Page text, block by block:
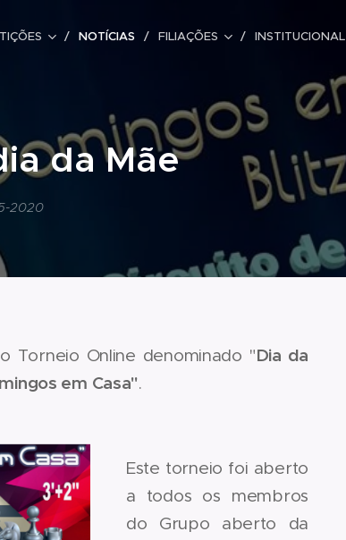
NOTÍCIAS FILIAÇÕES INSTITUCIONAL
da Mãe
2020
Torneio Online denominado "Dia da
em Casa".
Este torneio foi aberto
a todos os membros
do Grupo aberto da